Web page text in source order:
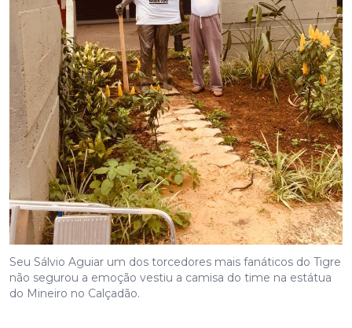
Seu Sálvio Aguiar um dos torcedores mais fanáticos do Tigre
não segurou a emoção vestiu a camisa do time na estátua
do Mineiro no Calçadão.